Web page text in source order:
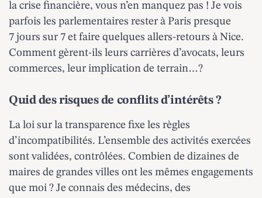
la crise financière, vous n’en manquez pas ! Je vois
parfois les parlementaires rester à Paris presque
7 jours sur 7 et faire quelques allers-retours à Nice.
Comment gèrent-ils leurs carrières d’avocats, leurs
commerces, leur implication de terrain…?
Quid des risques de conflits d’intérêts ?
La loi sur la transparence fixe les règles
d’incompatibilités. L’ensemble des activités exercées
sont validées, contrôlées. Combien de dizaines de
maires de grandes villes ont les mêmes engagements
que moi ? Je connais des médecins, des